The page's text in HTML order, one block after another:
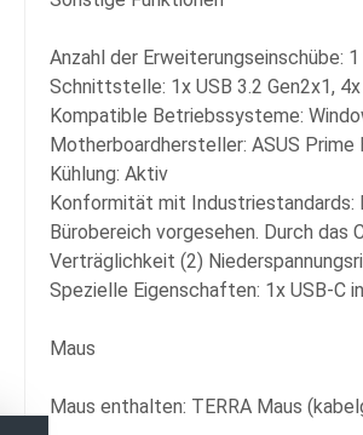
Anzahl der Erweiterungseinschübe:
Schnittstelle: 1x USB 3.2 Gen2x1,
Kompatible Betriebssysteme:
Motherboardhersteller: ASUS Prime
Kühlung: Aktiv
Konformität mit Industriestandards:
Bürobereich vorgesehen. Durch
Verträglichkeit (2)
Spezielle Eigenschaften: 1x USB-C
Maus
Maus enthalten: TERRA Maus